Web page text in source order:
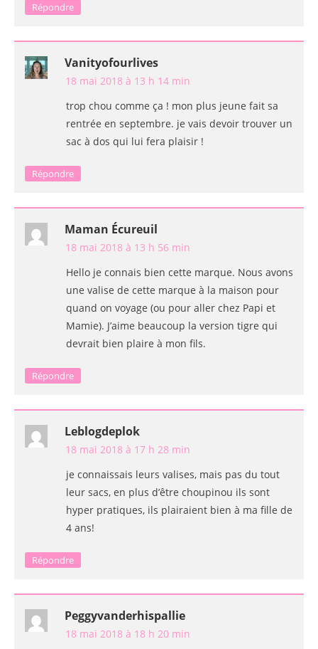
Répondre
Vanityofourlives
18 mai 2018 à 13 h 14 min
trop chou comme ça ! mon plus jeune fait sa
rentrée en septembre. je vais devoir trouver un
sac à dos qui lui fera plaisir !
Répondre
Maman Écureuil
18 mai 2018 à 13 h 56 min
Hello je connais bien cette marque. Nous avons
une valise de cette marque à la maison pour
quand on voyage (ou pour aller chez Papi et
Mamie). J’aime beaucoup la version tigre qui
devrait bien plaire à mon fils.
Répondre
Leblogdeplok
18 mai 2018 à 17 h 28 min
je connaissais leurs valises, mais pas du tout
leur sacs, en plus d’être choupinou ils sont
hyper pratiques, ils plairaient bien à ma fille de
4 ans!
Répondre
Peggyvanderhispallie
18 mai 2018 à 18 h 20 min